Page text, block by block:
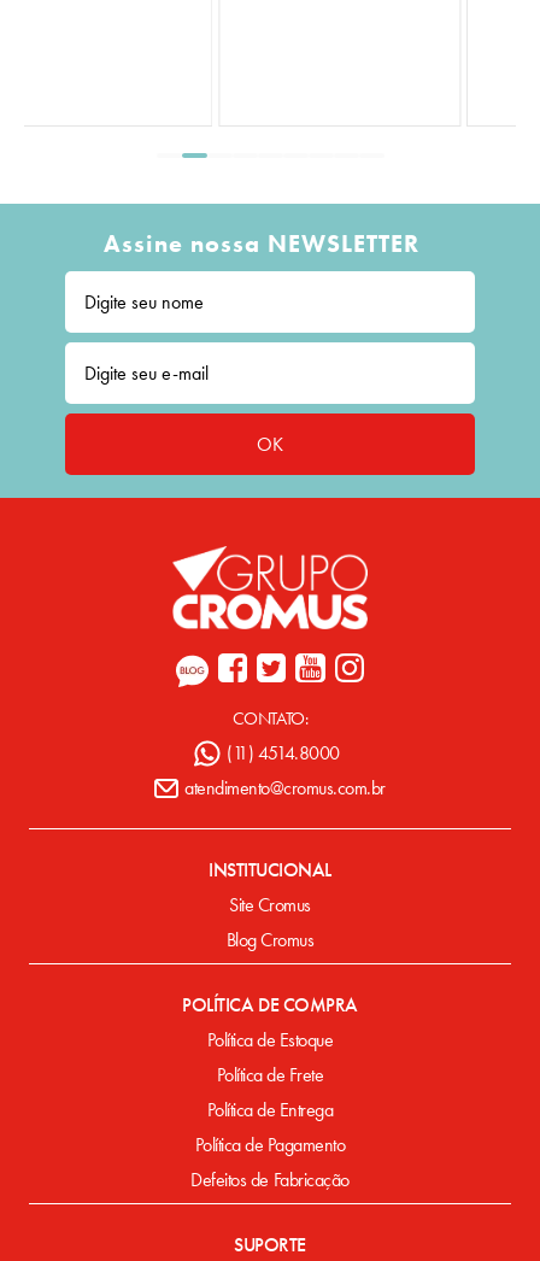
Assine nossa NEWSLETTER
OK
CONTATO:
(11) 4514.8000
atendimento@cromus.com.br
INSTITUCIONAL
Site Cromus
Blog Cromus
POLÍTICA DE COMPRA
Política de Estoque
Política de Frete
Política de Entrega
Política de Pagamento
Defeitos de Fabricação
SUPORTE